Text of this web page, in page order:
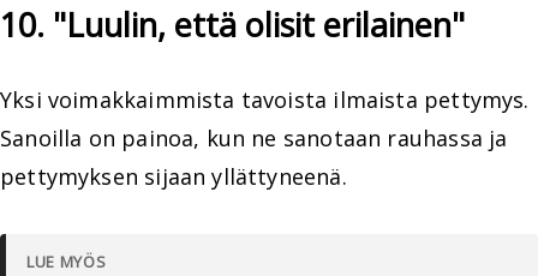
10. "Luulin, että olisit erilainen"
Yksi voimakkaimmista tavoista ilmaista pettymys.
Sanoilla on painoa, kun ne sanotaan rauhassa ja
pettymyksen sijaan yllättyneenä.
LUE MYÖS